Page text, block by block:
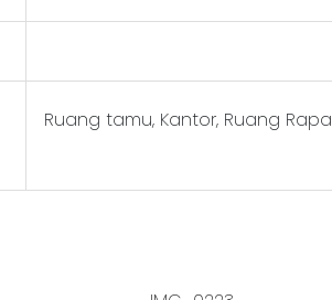
Ruang tamu, Kantor, Ruang